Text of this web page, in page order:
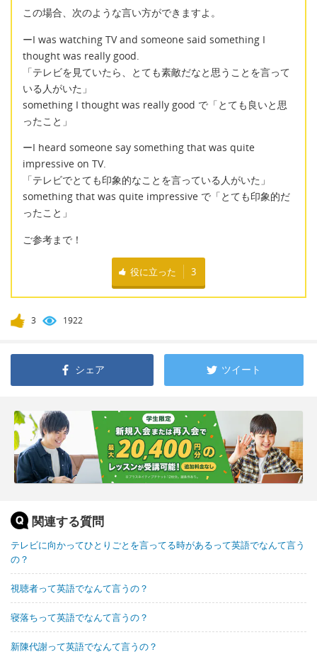
この場合、次のような言い方ができますよ。
ーI was watching TV and someone said something I
thought was really good.
「テレビを見ていたら、とても素敵だなと思うことを言って
いる人がいた」
something I thought was really good で「とても良いと思
ったこと」
ーI heard someone say something that was quite
impressive on TV.
「テレビでとても印象的なことを言っている人がいた」
something that was quite impressive で「とても印象的だ
ったこと」
ご参考まで！
役に立った 3
3 1922
シェア ツイート
関連する質問
テレビに向かってひとりごとを言ってる時があるって英語でなんて言う
の？
視聴者って英語でなんて言うの？
寝落ちって英語でなんて言うの？
新陳代謝って英語でなんて言うの？